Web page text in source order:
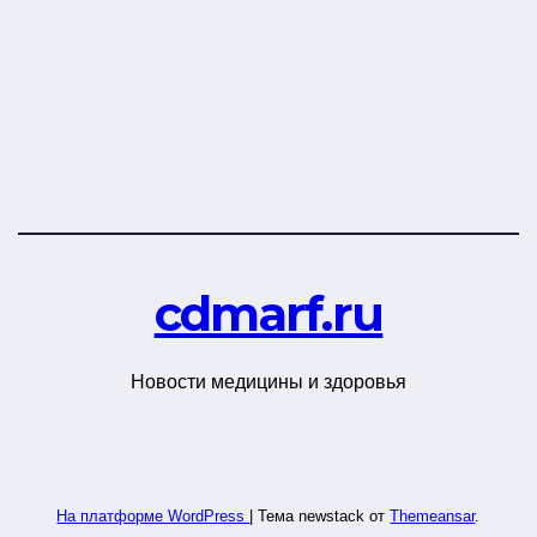
cdmarf.ru
Новости медицины и здоровья
На платформе WordPress |Тема newstack отThemeansar.